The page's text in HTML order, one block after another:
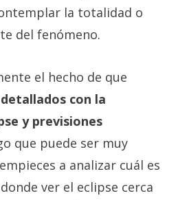
la totalidad o
del fenómeno.
el hecho de que
con la
y previsiones
que puede ser muy
a analizar cuál es
ver el eclipse cerca